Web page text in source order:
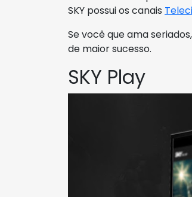
SKY possui os canais
Se você que ama
de maior sucesso.
SKY Play